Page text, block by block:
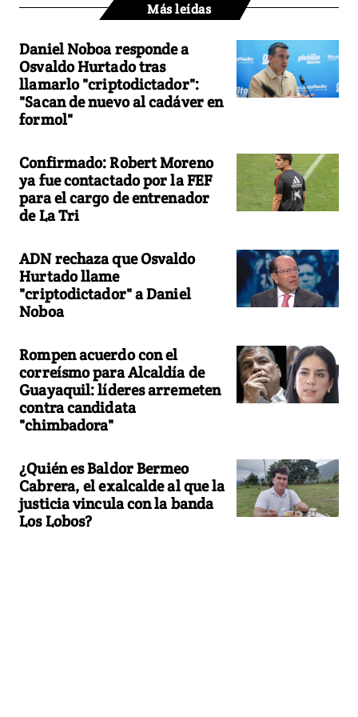
Más leídas
Daniel Noboa responde a
Osvaldo Hurtado tras
llamarlo "criptodictador":
"Sacan de nuevo al cadáver en
formol"
Confirmado: Robert Moreno
ya fue contactado por la FEF
para el cargo de entrenador
de La Tri
ADN rechaza que Osvaldo
Hurtado llame
"criptodictador" a Daniel
Noboa
Rompen acuerdo con el
correísmo para Alcaldía de
Guayaquil: líderes arremeten
contra candidata
"chimbadora"
¿Quién es Baldor Bermeo
Cabrera, el exalcalde al que la
justicia vincula con la banda
Los Lobos?